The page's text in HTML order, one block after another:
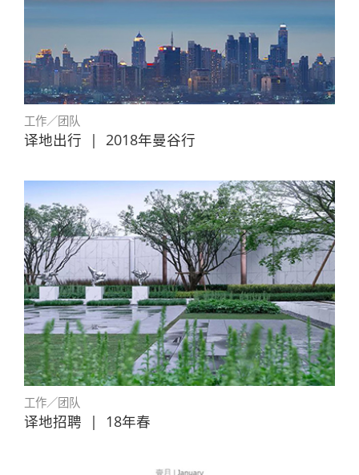
工作／团队
译地出行 | 2018年曼谷行
工作／团队
译地招聘 | 18年春